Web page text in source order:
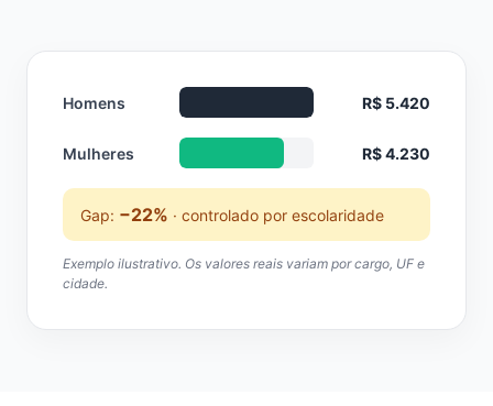
Homens R$ 5.420
Mulheres R$ 4.230
Gap: −22% · controlado por escolaridade
Exemplo ilustrativo. Os valores reais variam por cargo, UF e
cidade.